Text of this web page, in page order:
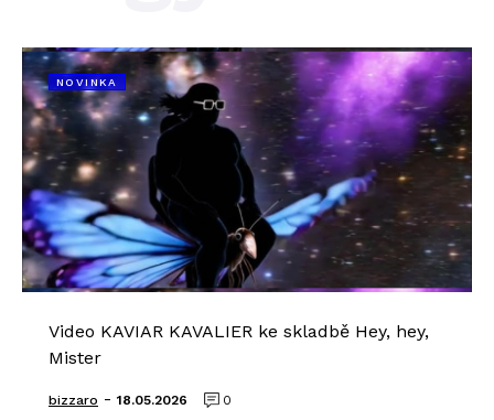
NOVINKA
Video KAVIAR KAVALIER ke skladbě Hey, hey,
Mister
bizzaro - 18.05.2026 0